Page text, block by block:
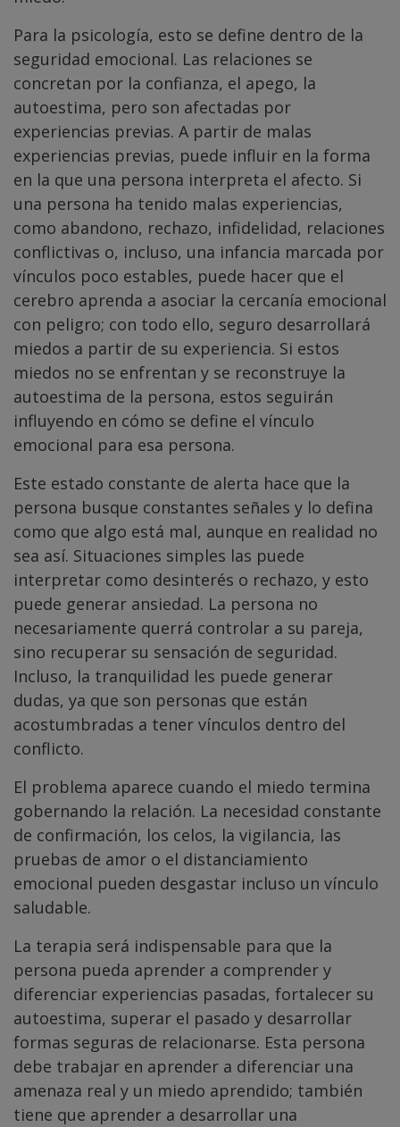
Para la psicología, esto se define dentro de la
seguridad emocional. Las relaciones se
concretan por la confianza, el apego, la
autoestima, pero son afectadas por
experiencias previas. A partir de malas
experiencias previas, puede influir en la forma
en la que una persona interpreta el afecto. Si
una persona ha tenido malas experiencias,
como abandono, rechazo, infidelidad, relaciones
conflictivas o, incluso, una infancia marcada por
vínculos poco estables, puede hacer que el
cerebro aprenda a asociar la cercanía emocional
con peligro; con todo ello, seguro desarrollará
miedos a partir de su experiencia. Si estos
miedos no se enfrentan y se reconstruye la
autoestima de la persona, estos seguirán
influyendo en cómo se define el vínculo
emocional para esa persona.
Este estado constante de alerta hace que la
persona busque constantes señales y lo defina
como que algo está mal, aunque en realidad no
sea así. Situaciones simples las puede
interpretar como desinterés o rechazo, y esto
puede generar ansiedad. La persona no
necesariamente querrá controlar a su pareja,
sino recuperar su sensación de seguridad.
Incluso, la tranquilidad les puede generar
dudas, ya que son personas que están
acostumbradas a tener vínculos dentro del
conflicto.
El problema aparece cuando el miedo termina
gobernando la relación. La necesidad constante
de confirmación, los celos, la vigilancia, las
pruebas de amor o el distanciamiento
emocional pueden desgastar incluso un vínculo
saludable.
La terapia será indispensable para que la
persona pueda aprender a comprender y
diferenciar experiencias pasadas, fortalecer su
autoestima, superar el pasado y desarrollar
formas seguras de relacionarse. Esta persona
debe trabajar en aprender a diferenciar una
amenaza real y un miedo aprendido; también
tiene que aprender a desarrollar una